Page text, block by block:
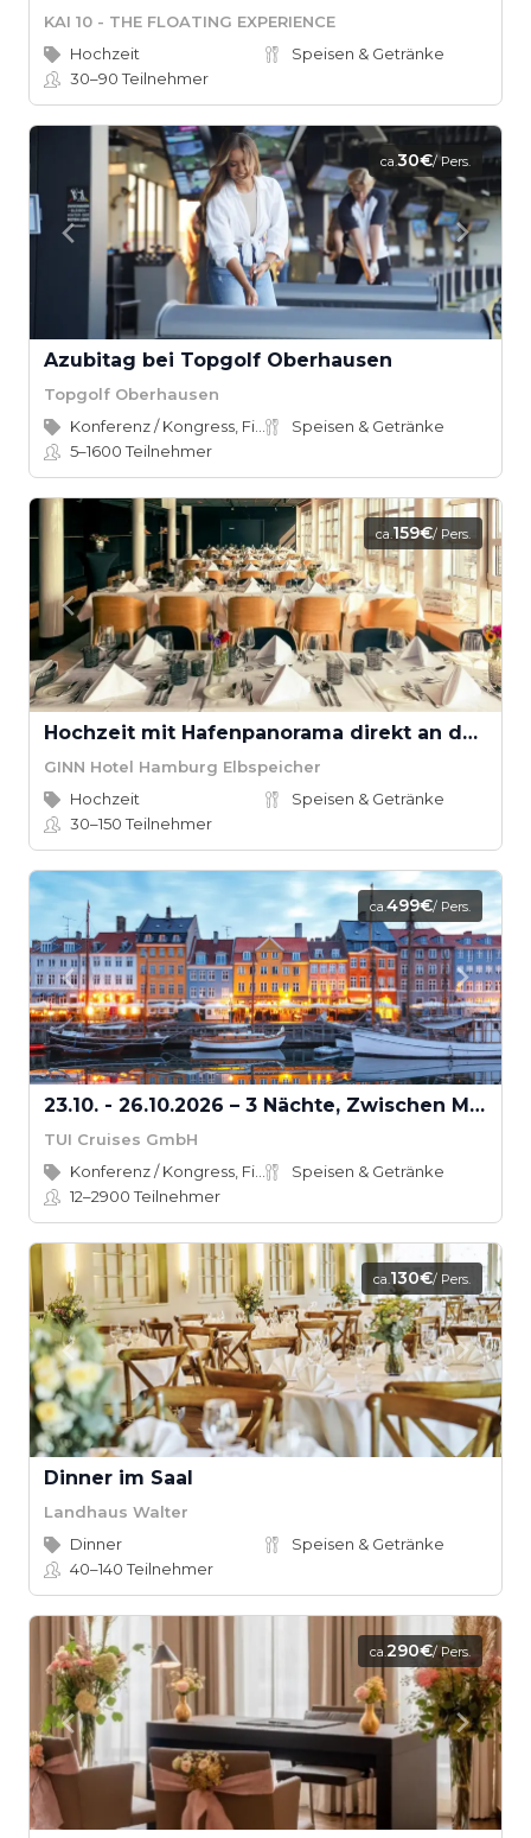
KAI 10 - THE FLOATING EXPERIENCE
Hochzeit
Speisen & Getränke
30–90Teilnehmer
ca.30€/ Pers.
Azubitag bei Topgolf Oberhausen
Topgolf Oberhausen
Speisen & Getränke
5–1600Teilnehmer
ca.159€/ Pers.
Hochzeit mit Hafenpanorama direkt an der Elbe
GINN Hotel Hamburg Elbspeicher
Hochzeit
Speisen & Getränke
30–150Teilnehmer
ca.499€/ Pers.
23.10. - 26.10.2026 – 3 Nächte, Zwischen Meer und Kopenhagen
TUI Cruises GmbH
Speisen & Getränke
12–2900Teilnehmer
ca.130€/ Pers.
Dinner im Saal
Landhaus Walter
Dinner
Speisen & Getränke
40–140Teilnehmer
ca.290€/ Pers.